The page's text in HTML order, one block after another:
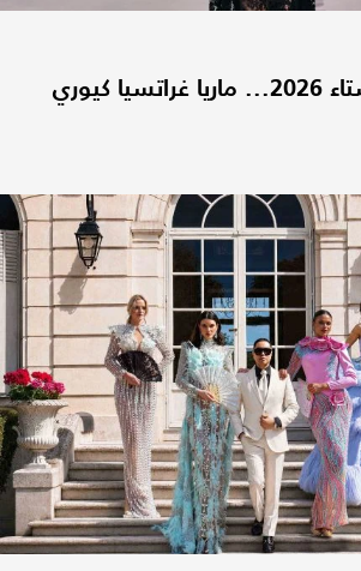
مجموعة FENDI شتاء 2026... ماريا غراتسيا كيوري